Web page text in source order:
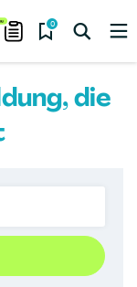
0
die